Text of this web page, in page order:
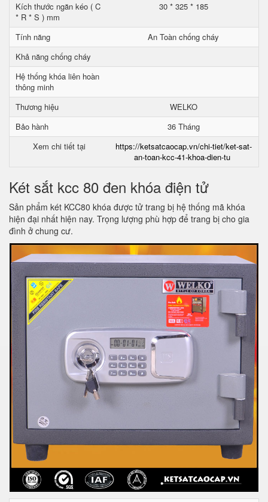
Kích thước ngăn kéo ( C
* R * S ) mm
30 * 325 * 185
Tính năng
An Toàn chống cháy
Khả năng chống cháy
Hệ thống khóa liên hoàn
thông minh
Thương hiệu
WELKO
Bảo hành
36 Tháng
Xem chi tiết tại
https://ketsatcaocap.vn/chi-tiet/ket-sat-
an-toan-kcc-41-khoa-dien-tu
Két sắt kcc 80 đen khóa điện tử
Sản phẩm két KCC80 khóa được tử trang bị hệ thống mã khóa
hiện đại nhất hiện nay. Trọng lượng phù hợp để trang bị cho gia
đình ở chung cư.